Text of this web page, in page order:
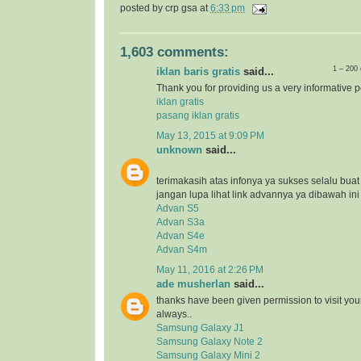
posted by crp gsa at 6:33 pm
1,603 comments:
1 –
iklan baris gratis said...
Thank you for providing us a very informative
iklan gratis
pasang iklan gratis
May 13, 2015 at 9:09 PM
unknown said...
terimakasih atas infonya ya sukses selalu
jangan lupa lihat link advannya ya dibawah ini
Advan S5
Advan S3a
Advan S4e
Advan S4m
May 11, 2016 at 2:26 PM
ade musherlan said...
thanks have been given permission to visit
always..
Samsung Galaxy J1
Samsung Galaxy Note 2
Samsung Galaxy Mini 2